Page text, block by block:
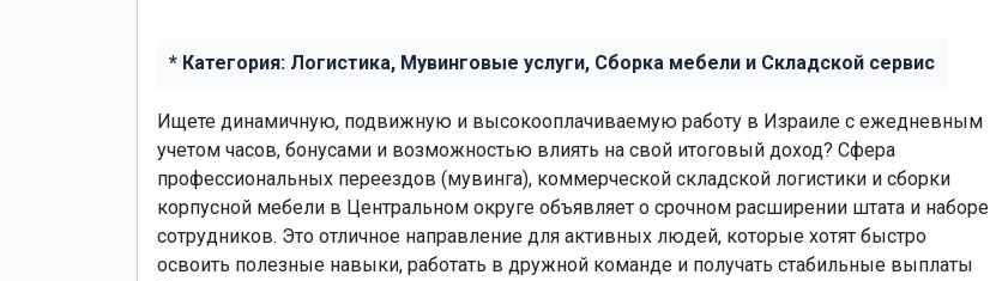
* Категория: Логистика, Мувинговые услуги, Сборка мебели и Складской сервис
Ищете динамичную, подвижную и высокооплачиваемую работу в Израиле с ежедневным
учетом часов, бонусами и возможностью влиять на свой итоговый доход? Сфера
профессиональных переездов (мувинга), коммерческой складской логистики и сборки
корпусной мебели в Центральном округе объявляет о срочном расширении штата и наборе
сотрудников. Это отличное направление для активных людей, которые хотят быстро
освоить полезные навыки, работать в дружной команде и получать стабильные выплаты